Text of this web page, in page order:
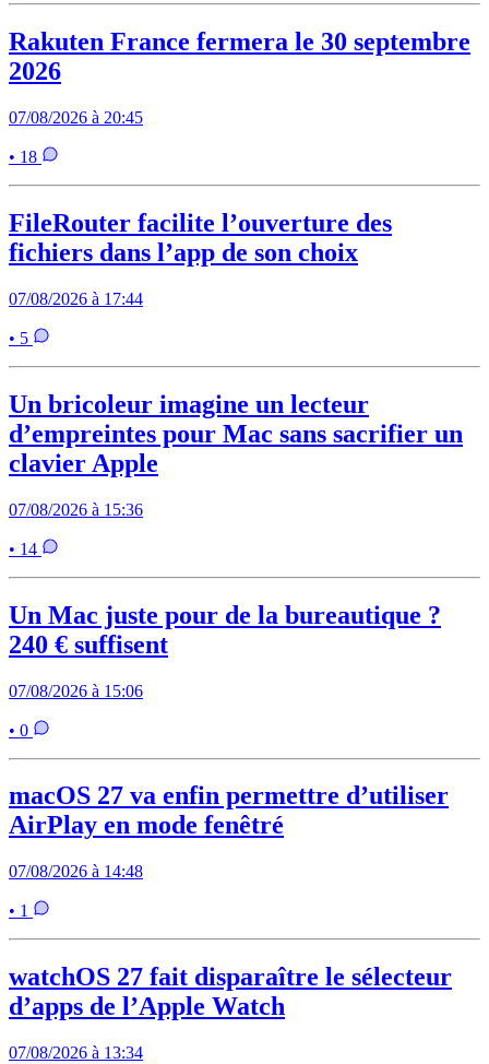
Rakuten France fermera le 30 septembre
2026
07/08/2026 à 20:45
• 18
FileRouter facilite l’ouverture des
fichiers dans l’app de son choix
07/08/2026 à 17:44
• 5
Un bricoleur imagine un lecteur
d’empreintes pour Mac sans sacrifier un
clavier Apple
07/08/2026 à 15:36
• 14
Un Mac juste pour de la bureautique ?
240 € suffisent
07/08/2026 à 15:06
• 0
macOS 27 va enfin permettre d’utiliser
AirPlay en mode fenêtré
07/08/2026 à 14:48
• 1
watchOS 27 fait disparaître le sélecteur
d’apps de l’Apple Watch
07/08/2026 à 13:34